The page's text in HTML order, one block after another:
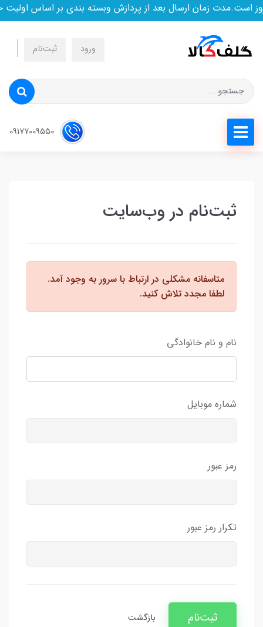
است.مدت زمان ارسال بعد از پردازش وبسته بندی بر اساس اولیت
ورود ثبت‌نام
ثبت‌نام در وب‌سایت
متاسفانه مشکلی در ارتباط با سرور به وجود آمد.
لطفا مجدد تلاش کنید.
نام و نام خانوادگی
شماره موبایل
رمز عبور
تکرار رمز عبور
ثبت‌نام بازگشت